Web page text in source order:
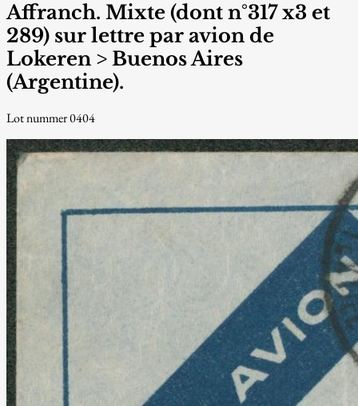
Affranch. Mixte (dont n°317 x3 et
289) sur lettre par avion de
Lokeren > Buenos Aires
(Argentine).
Lot nummer 0404